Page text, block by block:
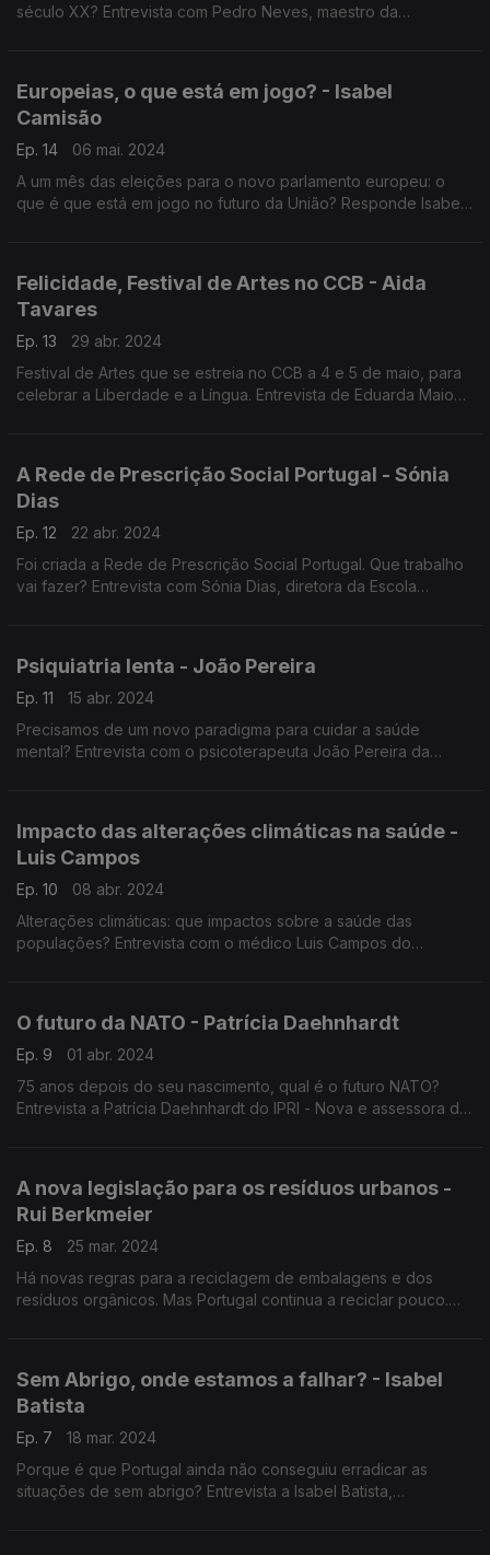
século XX? Entrevista com Pedro Neves, maestro da
Europeias, o que está em jogo? - Isabel
Camisão
Ep. 14
06 mai. 2024
A um mês das eleições para o novo parlamento europeu: o
que é que está em jogo no futuro da União? Responde Isabel
Felicidade, Festival de Artes no CCB - Aida
Tavares
Ep. 13
29 abr. 2024
Festival de Artes que se estreia no CCB a 4 e 5 de maio, para
celebrar a Liberdade e a Língua. Entrevista de Eduarda Maio
A Rede de Prescrição Social Portugal - Sónia
Dias
Ep. 12
22 abr. 2024
Foi criada a Rede de Prescrição Social Portugal. Que trabalho
vai fazer? Entrevista com Sónia Dias, diretora da Escola
Psiquiatria lenta - João Pereira
Ep. 11
15 abr. 2024
Precisamos de um novo paradigma para cuidar a saúde
mental? Entrevista com o psicoterapeuta João Pereira da
Impacto das alterações climáticas na saúde -
Luis Campos
Ep. 10
08 abr. 2024
Alterações climáticas: que impactos sobre a saúde das
populações? Entrevista com o médico Luis Campos do
O futuro da NATO - Patrícia Daehnhardt
Ep. 9
01 abr. 2024
75 anos depois do seu nascimento, qual é o futuro NATO?
Entrevista a Patrícia Daehnhardt do IPRI - Nova e assessora do
A nova legislação para os resíduos urbanos -
Rui Berkmeier
Ep. 8
25 mar. 2024
Há novas regras para a reciclagem de embalagens e dos
resíduos orgânicos. Mas Portugal continua a reciclar pouco.
Sem Abrigo, onde estamos a falhar? - Isabel
Batista
Ep. 7
18 mar. 2024
Porque é que Portugal ainda não conseguiu erradicar as
situações de sem abrigo? Entrevista a Isabel Batista,